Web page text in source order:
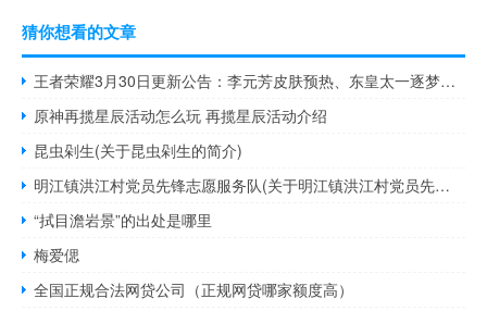
猜你想看的文章
王者荣耀3月30日更新公告：李元芳皮肤预热、东皇太一逐梦之光返场
原神再揽星辰活动怎么玩 再揽星辰活动介绍
昆虫剁生(关于昆虫剁生的简介)
明江镇洪江村党员先锋志愿服务队(关于明江镇洪江村党员先锋志愿服务队的简介)
“拭目澹岩景”的出处是哪里
梅爱偲
全国正规合法网贷公司（正规网贷哪家额度高）